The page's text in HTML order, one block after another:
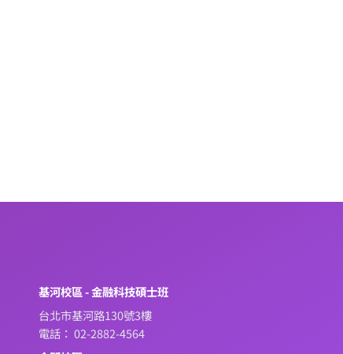
基河校區 - 金融科技碩士班
台北市基河路130號3樓
電話： 02-2882-4564